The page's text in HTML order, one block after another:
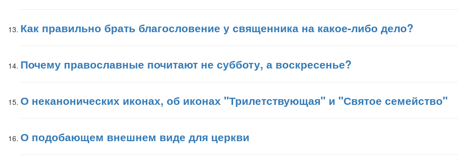
Как правильно брать благословение у священника на какое-либо дело?
Почему православные почитают не субботу, а воскресенье?
О неканонических иконах, об иконах "Трилетствующая" и "Святое семейство"
О подобающем внешнем виде для церкви